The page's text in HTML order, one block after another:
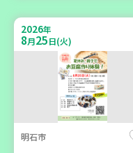
コープ神吉 子育てひろば
「かくれんぼ」
2026年
8月25日(火)
明石市